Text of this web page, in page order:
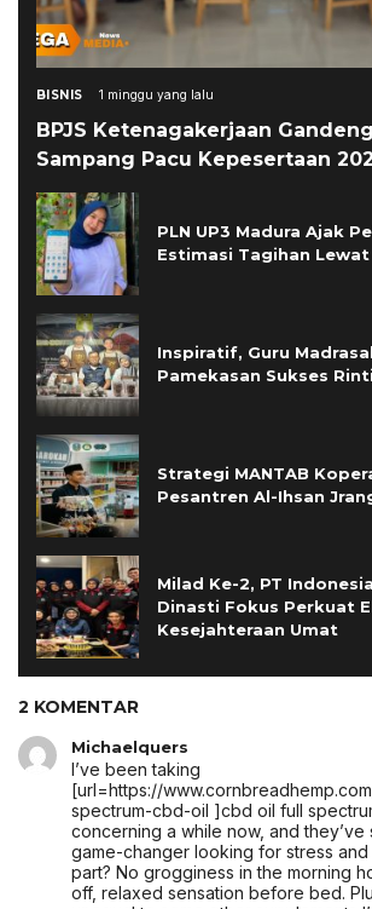
BISNIS 1 minggu yang lalu
BPJS Ketenagakerjaan
Sampang Pacu Kepesertaan
PLN UP3 Madura Ajak
Estimasi Tagihan
Inspiratif, Guru
Pamekasan Sukses
Strategi MANTAB
Pesantren Al-Ihsan
Milad Ke-2, PT
Dinasti Fokus Perkuat
Kesejahteraan Umat
2 KOMENTAR
Michaelquers
I’ve been taking
[url=https://
spectrum-cbd-oil ]cbd oil full
concerning a while now, and
game-changer looking for stress
part? No grogginess in the morning
off, relaxed sensation before bed.